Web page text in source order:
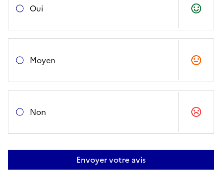
Oui
Moyen
Non
Envoyer votre avis